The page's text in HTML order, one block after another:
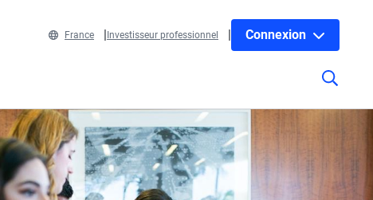
France Investisseur professionnel Connexion